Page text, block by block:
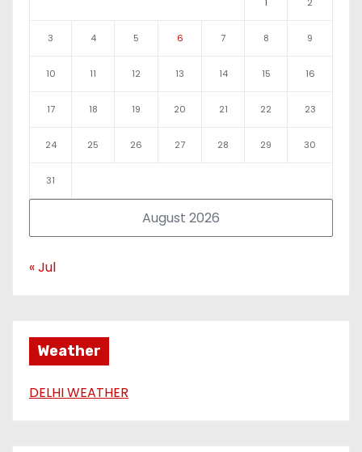
August 2026
3 4 5 6 7 8 9
10 11 12 13 14 15 16
17 18 19 20 21 22 23
24 25 26 27 28 29 30
31
« Jul
Weather
DELHI WEATHER